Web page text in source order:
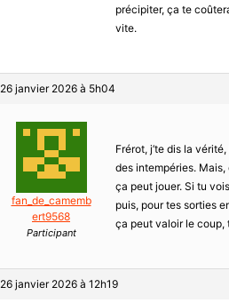
précipiter, ça te
vite.
26 janvier 2026 à 5h04
fan_de_camemb
ert9568
Participant
Frérot, j’te dis la
des intempéries. Mais,
ça peut jouer. Si tu
puis, pour tes sorties
ça peut valoir le coup,
26 janvier 2026 à 12h19